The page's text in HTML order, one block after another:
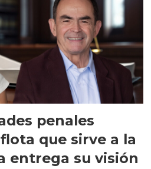
penales
que sirve a la
entrega su visión